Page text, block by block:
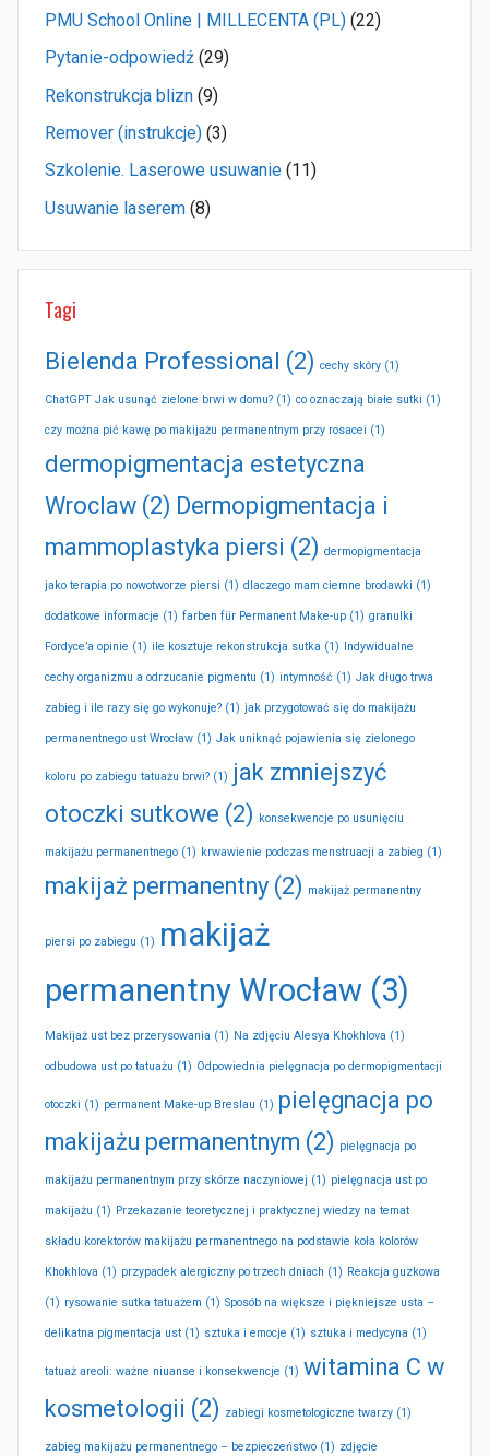
PMU School Online | MILLECENTA (PL) (22)
Pytanie-odpowiedź (29)
Rekonstrukcja blizn (9)
Remover (instrukcje) (3)
Szkolenie. Laserowe usuwanie (11)
Usuwanie laserem (8)
Tagi
Bielenda Professional (2) cechy skóry (1)
ChatGPT Jak usunąć zielone brwi w domu? (1) co oznaczają białe sutki (1)
czy można pić kawę po makijażu permanentnym przy rosacei (1)
dermopigmentacja estetyczna
Wroclaw (2) Dermopigmentacja i
mammoplastyka piersi (2) dermopigmentacja
jako terapia po nowotworze piersi (1) dlaczego mam ciemne brodawki (1)
dodatkowe informacje (1) farben für Permanent Make-up (1) granulki
Fordyce’a opinie (1) ile kosztuje rekonstrukcja sutka (1) Indywidualne
cechy organizmu a odrzucanie pigmentu (1) intymność (1) Jak długo trwa
zabieg i ile razy się go wykonuje? (1) jak przygotować się do makijażu
permanentnego ust Wrocław (1) Jak uniknąć pojawienia się zielonego
koloru po zabiegu tatuażu brwi? (1) jak zmniejszyć
otoczki sutkowe (2) konsekwencje po usunięciu
makijażu permanentnego (1) krwawienie podczas menstruacji a zabieg (1)
makijaż permanentny (2) makijaż permanentny
piersi po zabiegu (1) makijaż
permanentny Wrocław (3)
Makijaż ust bez przerysowania (1) Na zdjęciu Alesya Khokhlova (1)
odbudowa ust po tatuażu (1) Odpowiednia pielęgnacja po dermopigmentacji
otoczki (1) permanent Make-up Breslau (1) pielęgnacja po
makijażu permanentnym (2) pielęgnacja po
makijażu permanentnym przy skórze naczyniowej (1) pielęgnacja ust po
makijażu (1) Przekazanie teoretycznej i praktycznej wiedzy na temat
składu korektorów makijażu permanentnego na podstawie koła kolorów
Khokhlova (1) przypadek alergiczny po trzech dniach (1) Reakcja guzkowa
(1) rysowanie sutka tatuażem (1) Sposób na większe i piękniejsze usta –
delikatna pigmentacja ust (1) sztuka i emocje (1) sztuka i medycyna (1)
tatuaż areoli: ważne niuanse i konsekwencje (1) witamina C w
kosmetologii (2) zabiegi kosmetologiczne twarzy (1)
zabieg makijażu permanentnego – bezpieczeństwo (1) zdjęcie